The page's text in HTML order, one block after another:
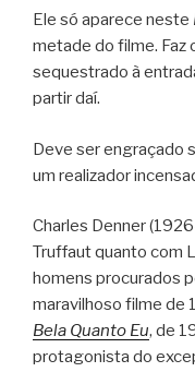
Ele só aparece neste
metade do filme. Faz
sequestrado à
partir daí.
Deve ser engraçado
um realizador
Charles Denner
Truffaut quanto com
homens procurados
maravilhoso filme de
Bela Quanto Eu, de
protagonista do